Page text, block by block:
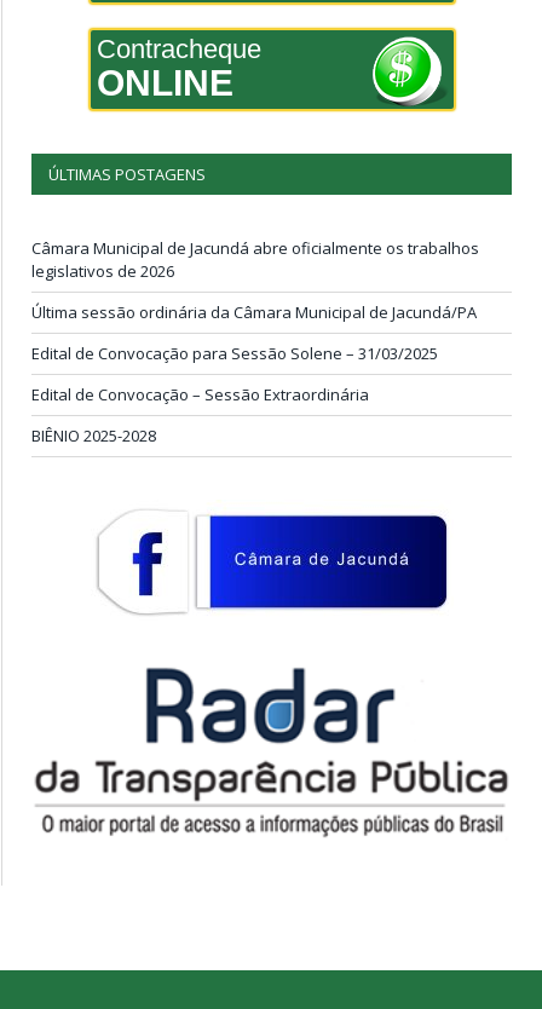
Contracheque
ONLINE
ÚLTIMAS POSTAGENS
Câmara Municipal de Jacundá abre oficialmente os trabalhos
legislativos de 2026
Última sessão ordinária da Câmara Municipal de Jacundá/PA
Edital de Convocação para Sessão Solene – 31/03/2025
Edital de Convocação – Sessão Extraordinária
BIÊNIO 2025-2028